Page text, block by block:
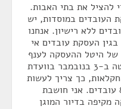
להציל את בתי האבות.
העובדים במוסדות, יש
ללא רישיון. אנחנו
לא צריכים להכביד בהיטל של 20% בגין העסקת עובדים אי
של היטל ההעסקה לענף
הסיעוד המוסדי. כמו שקיבלת החלטה ב-3 בנובמבר בוועדת
כך צריך לעשות
בענף הסיעוד. יש מחסור של 8,000 עובדים. אני חושבת
מקיפה בדיור המוגן